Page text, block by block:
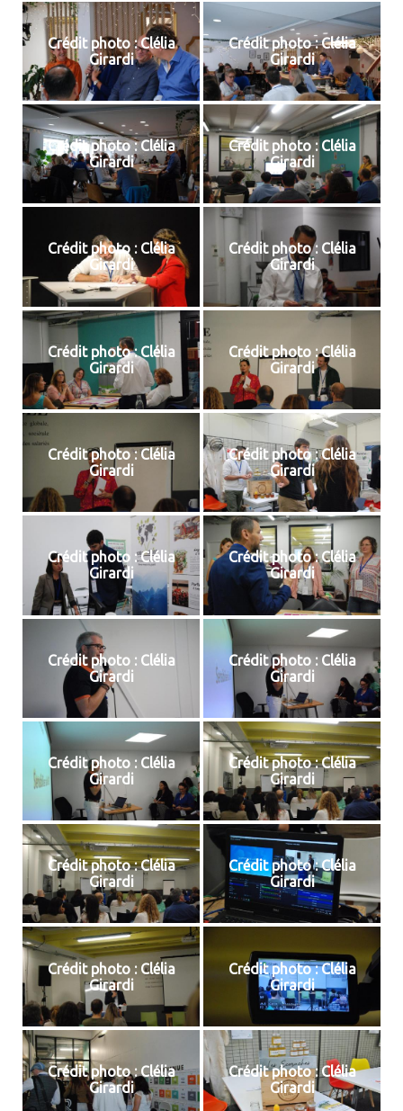
Crédit photo : Clélia
Girardi
Crédit photo : Clélia
Girardi
Crédit photo : Clélia
Girardi
Crédit photo : Clélia
Girardi
Crédit photo : Clélia
Girardi
Crédit photo : Clélia
Girardi
Crédit photo : Clélia
Girardi
Crédit photo : Clélia
Girardi
Crédit photo : Clélia
Girardi
Crédit photo : Clélia
Girardi
Crédit photo : Clélia
Girardi
Crédit photo : Clélia
Girardi
Crédit photo : Clélia
Girardi
Crédit photo : Clélia
Girardi
Crédit photo : Clélia
Girardi
Crédit photo : Clélia
Girardi
Crédit photo : Clélia
Girardi
Crédit photo : Clélia
Girardi
Crédit photo : Clélia
Girardi
Crédit photo : Clélia
Girardi
Crédit photo : Clélia
Girardi
Crédit photo : Clélia
Girardi